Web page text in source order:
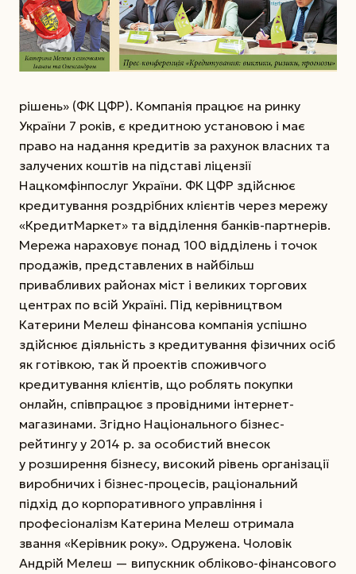
рішень» (ФК ЦФР). Компанія працює на ринку
України 7 років, є кредитною установою і має
право на надання кредитів за рахунок власних та
залучених коштів на підставі ліцензії
Нацкомфінпослуг України. ФК ЦФР здійснює
кредитування роздрібних клієнтів через мережу
«КредитМаркет» та відділення банків-партнерів.
Мережа нараховує понад 100 відділень і точок
продажів, представлених в найбільш
привабливих районах міст і великих торгових
центрах по всій Україні. Під керівництвом
Катерини Мелеш фінансова компанія успішно
здійснює діяльність з кредитування фізичних осіб
як готівкою, так й проектів споживчого
кредитування клієнтів, що роблять покупки
онлайн, співпрацює з провідними інтернет-
магазинами. Згідно Національного бізнес-
рейтингу у 2014 р. за особистий внесок
у розширення бізнесу, високий рівень організації
виробничих і бізнес-процесів, раціональний
підхід до корпоративного управління і
професіоналізм Катерина Мелеш отримала
звання «Керівник року». Одружена. Чоловік
Андрій Мелеш — випускник обліково-фінансового